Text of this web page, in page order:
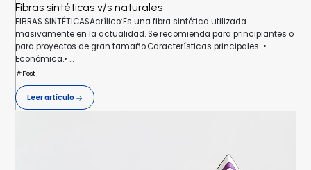
Fibras sintéticas v/s naturales
FIBRAS SINTÉTICASAcrílico:Es una fibra sintética utilizada
masivamente en la actualidad. Se recomienda para principiantes o
para proyectos de gran tamaño.Características principales: •
Económica.• ...
Post
Leer artículo